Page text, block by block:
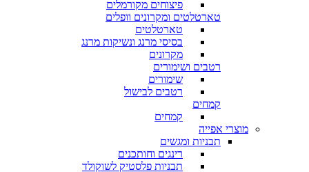
פיצוחים מקורמלים
טארטלטים ומקרונים וופלים
טארטלטים
בסיסי מרנג ונשיקות מרנג
מקרונים
רטבים ושימורים
שימורים
רטבים לבישול
קמחים
קמחים
מוצרי אפייה
תבניות ומגשים
רינגים וחותכנים
תבניות פלסטיק לשוקולד